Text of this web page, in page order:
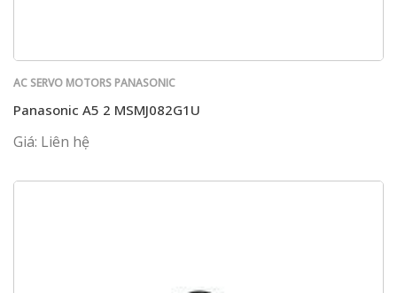
AC SERVO MOTORS PANASONIC
Panasonic A5 2 MSMJ082G1U
Giá: Liên hệ